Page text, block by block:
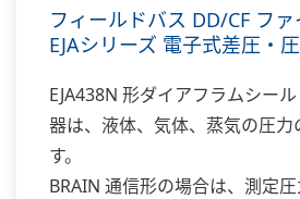
フィールドバス DD/CF フ
EJAシリーズ 電子式差圧・
EJA438N 形ダイアフラムシール
器は、液体、気体、蒸気の圧力
す。
BRAIN 通信形の場合は、測定